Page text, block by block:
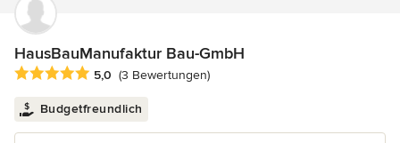
HausBauManufaktur Bau-GmbH
Durchschnittliche Bewertung: 5 von 5 Sternen
5,0 (3 Bewertungen)
Budgetfreundlich